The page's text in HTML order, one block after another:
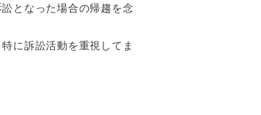
となった場合の帰趨を念
に訴訟活動を重視してま